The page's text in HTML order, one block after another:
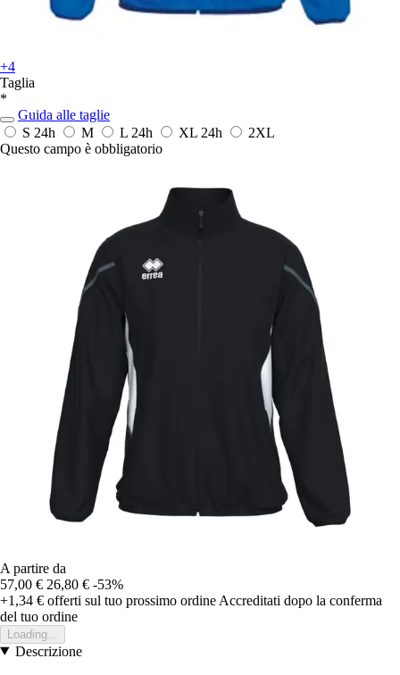
+4
Taglia
*
Guida alle taglie
S 24h M L 24h XL 24h
2XL
Questo campo è obbligatorio
A partire da
57,00 € 26,80 € -53%
+1,34 € offerti sul tuo prossimo ordine Accreditati dopo la conferma
del tuo ordine
Loading...
Descrizione